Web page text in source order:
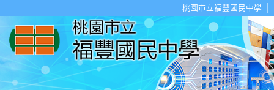
桃園市立福豐國民中學